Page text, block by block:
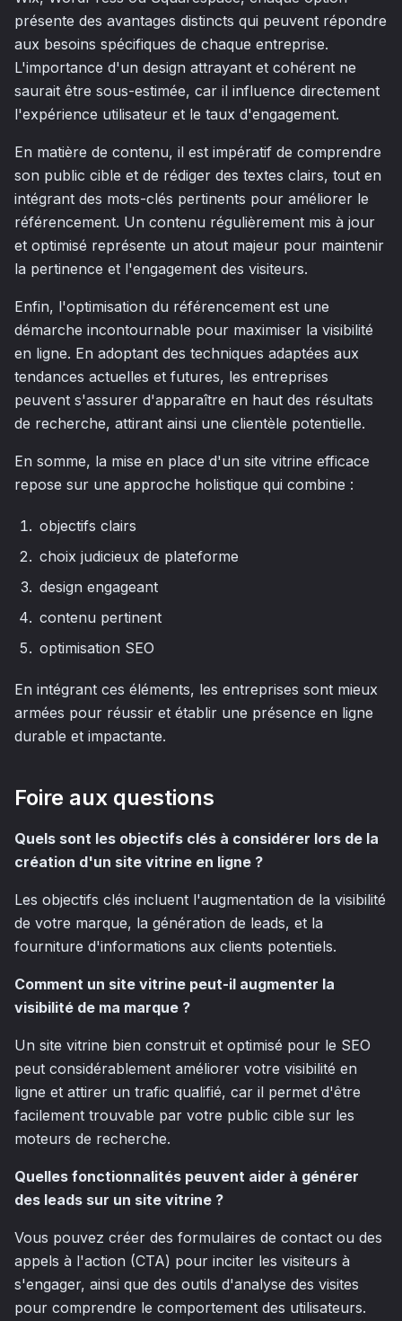
présente des avantages distincts qui peuvent répondre
aux besoins spécifiques de chaque entreprise.
L'importance d'un design attrayant et cohérent ne
saurait être sous-estimée, car il influence directement
l'expérience utilisateur et le taux d'engagement.
En matière de contenu, il est impératif de comprendre
son public cible et de rédiger des textes clairs, tout en
intégrant des mots-clés pertinents pour améliorer le
référencement. Un contenu régulièrement mis à jour
et optimisé représente un atout majeur pour maintenir
la pertinence et l'engagement des visiteurs.
Enfin, l'optimisation du référencement est une
démarche incontournable pour maximiser la visibilité
en ligne. En adoptant des techniques adaptées aux
tendances actuelles et futures, les entreprises
peuvent s'assurer d'apparaître en haut des résultats
de recherche, attirant ainsi une clientèle potentielle.
En somme, la mise en place d'un site vitrine efficace
repose sur une approche holistique qui combine :
objectifs clairs
choix judicieux de plateforme
design engageant
contenu pertinent
optimisation SEO
En intégrant ces éléments, les entreprises sont mieux
armées pour réussir et établir une présence en ligne
durable et impactante.
Foire aux questions
Quels sont les objectifs clés à considérer lors de la
création d'un site vitrine en ligne ?
Les objectifs clés incluent l'augmentation de la visibilité
de votre marque, la génération de leads, et la
fourniture d'informations aux clients potentiels.
Comment un site vitrine peut-il augmenter la
visibilité de ma marque ?
Un site vitrine bien construit et optimisé pour le SEO
peut considérablement améliorer votre visibilité en
ligne et attirer un trafic qualifié, car il permet d'être
facilement trouvable par votre public cible sur les
moteurs de recherche.
Quelles fonctionnalités peuvent aider à générer
des leads sur un site vitrine ?
Vous pouvez créer des formulaires de contact ou des
appels à l'action (CTA) pour inciter les visiteurs à
s'engager, ainsi que des outils d'analyse des visites
pour comprendre le comportement des utilisateurs.